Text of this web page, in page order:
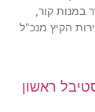
במנות קור,
כ– 40% ביבול פירות הקיץ מנכ"ל
ראשון